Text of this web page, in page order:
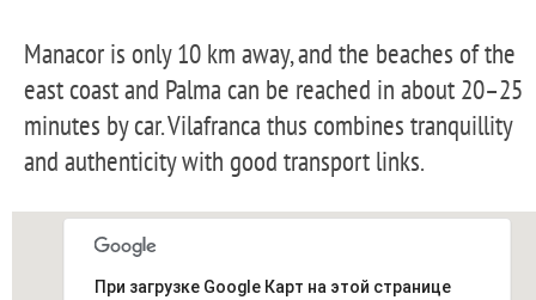
Manacor is only 10 km away, and the beaches of the
east coast and Palma can be reached in about 20–25
minutes by car. Vilafranca thus combines tranquillity
and authenticity with good transport links.
При загрузке Google Карт на этой странице